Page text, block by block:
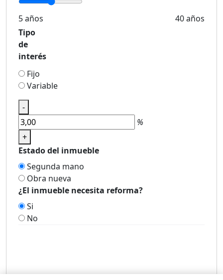
5 años
40 años
Tipo
de
interés
Fijo
Variable
-
%
+
Estado del inmueble
Segunda mano
Obra nueva
¿El inmueble necesita reforma?
Si
No